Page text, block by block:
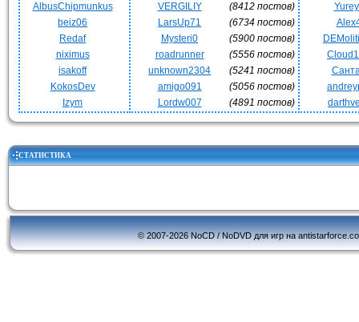
AlbusChipmunkus
beiz06
Redaf
niximus
isakoff
KokosDev
Izym
VERGILIY
(8412 постов)
LarsUp71
(6734 постов)
Mysteri0
(5900 постов)
roadrunner
(5556 постов)
unknown2304
(5241 постов)
amigo091
(5056 постов)
Lordw007
(4891 постов)
СТАТИСТИКА
© 2007-2026 NoCD / NoDVD для игр на